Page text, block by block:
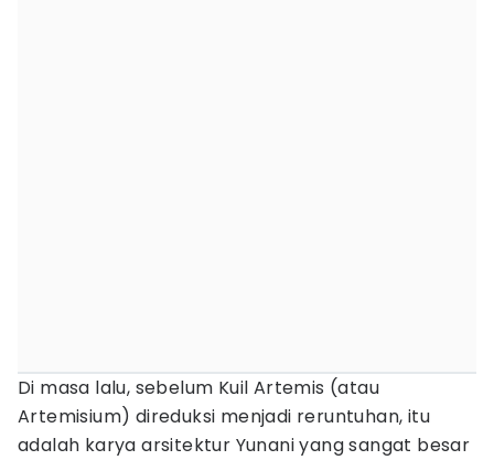
Di masa lalu, sebelum Kuil Artemis (atau
Artemisium) direduksi menjadi reruntuhan, itu
adalah karya arsitektur Yunani yang sangat besar